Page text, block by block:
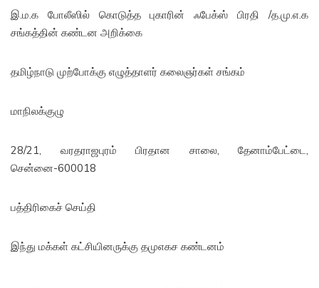
இ.ம.க போலீஸில் கொடுத்த புகாரின் ஃபேக்ஸ் பிரதி /த.மு.எ.க
சங்கத்தின் கண்டன அறிக்கை
தமிழ்நாடு முற்போக்கு எழுத்தாளர் கலைஞர்கள் சங்கம்
மாநிலக்குழு
28/21, வரதராஜபுரம் பிரதான சாலை, தேனாம்பேட்டை,
சென்னை-600018
பத்திரிகைச் செய்தி
இந்து மக்கள் கட்சியினருக்கு தமுஎகச கண்டனம்